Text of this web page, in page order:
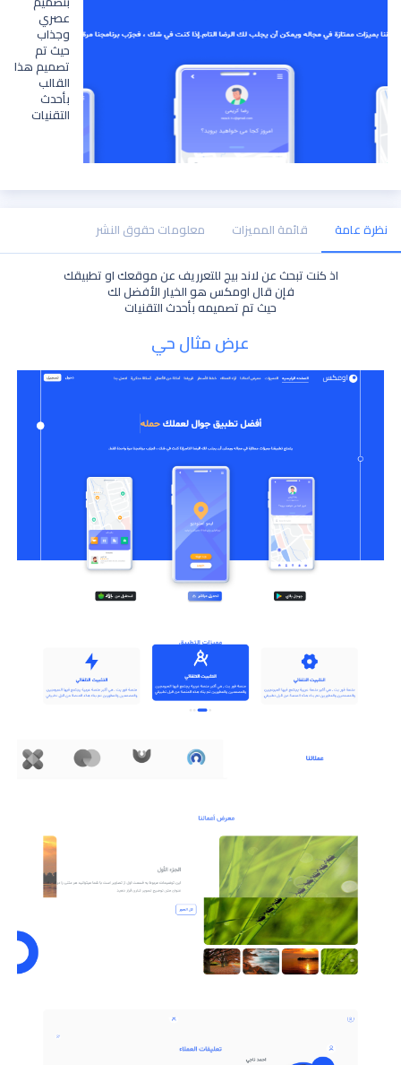
عصري
وجذاب
حيث تم
تصميم هذا
القالب
بأحدث
التقنيات
نظرة عامة قائمة المميزات معلومات حقوق النشر
اذ كنت تبحث عن لاند بيج للتعرريف عن موقعك او تطبيقك
فإن قال اومكس هو الخيار الأفضل لك
حيث تم تصميمه بأحدث التقنيات
عرض مثال حي